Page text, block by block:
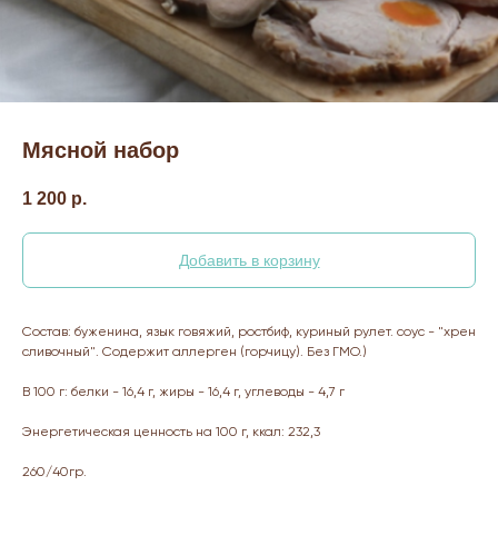
Мясной набор
1 200 р.
Добавить в корзину
Состав: буженина, язык говяжий, ростбиф, куриный рулет. соус - "хрен
сливочный". Содержит аллерген (горчицу). Без ГМО.)
В 100 г: белки - 16,4 г, жиры - 16,4 г, углеводы - 4,7 г
Энергетическая ценность на 100 г, ккал: 232,3
260/40гр.